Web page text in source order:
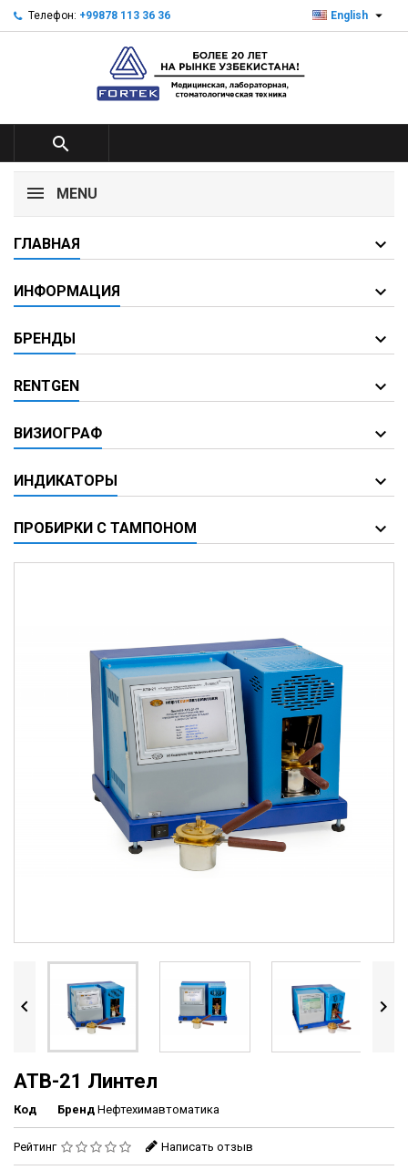
Телефон: +99878 113 36 36 English 

MENU
ГЛАВНАЯ
ИНФОРМАЦИЯ
БРЕНДЫ
RENTGEN
ВИЗИОГРАФ
ИНДИКАТОРЫ
ПРОБИРКИ С ТАМПОНОМ
 
АТВ-21 Линтел
Код Бренд Нефтехимавтоматика
Рейтинг Написать отзыв